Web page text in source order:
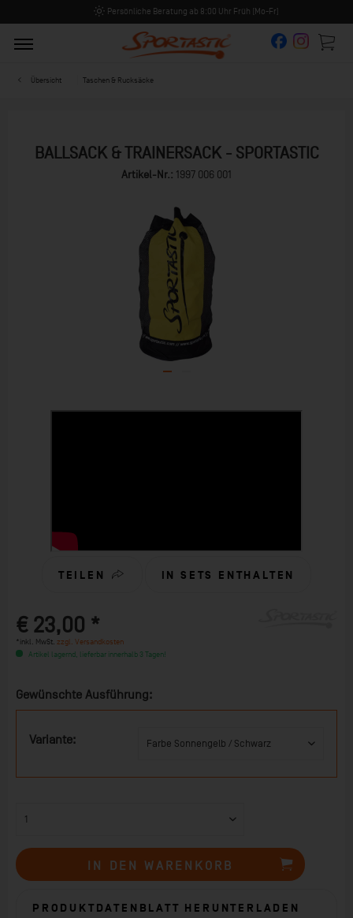
Persönliche Beratung ab 8:00 Uhr Früh (Mo-Fr)
Übersicht Taschen & Rucksäcke
BALLSACK & TRAINERSACK - SPORTASTIC
Artikel-Nr.: 1997 006 001
TEILEN IN SETS ENTHALTEN
€ 23,00 *
*inkl. MwSt. zzgl. Versandkosten
Artikel lagernd, lieferbar innerhalb 3 Tagen!
Gewünschte Ausführung:
Variante:
IN DEN WARENKORB
PRODUKTDATENBLATT HERUNTERLADEN